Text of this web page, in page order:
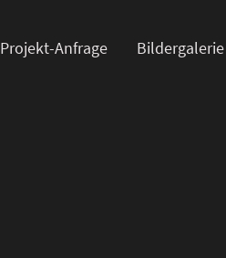
Projekt-Anfrage Bildergalerie